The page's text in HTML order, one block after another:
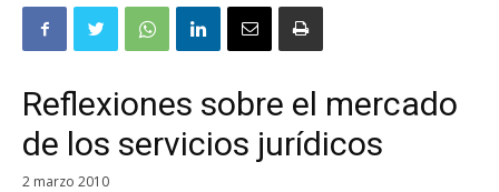
Reflexiones sobre el mercado
de los servicios jurídicos
2 marzo 2010